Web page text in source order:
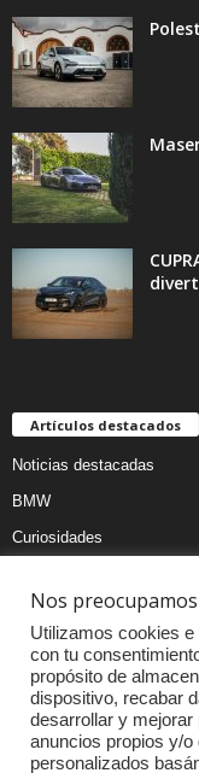
Artículos destacados
Noticias destacadas
BMW
Curiosidades
Audi
MOTOS
Competiciones
Mercedes
Nos
Utilizamos cookies
con tu
propósito de
dispositivo, recabar
desarrollar y
anuncios propios y/
personalizados